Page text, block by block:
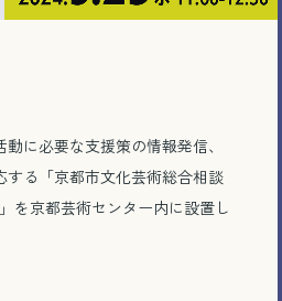
に必要な支援策の情報発信、
する「京都市文化芸術総合相談
を京都芸術センター内に設置し